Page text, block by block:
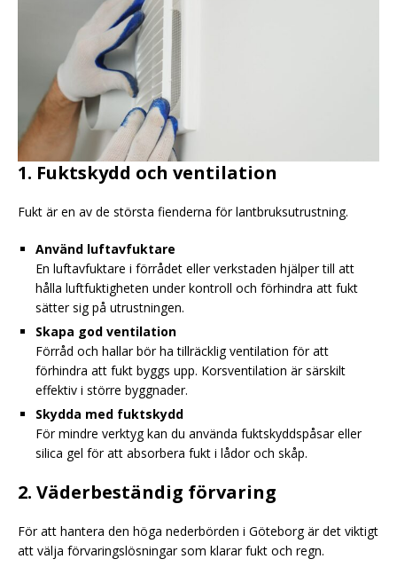
1. Fuktskydd och ventilation
Fukt är en av de största fienderna för lantbruksutrustning.
Använd luftavfuktare
En luftavfuktare i förrådet eller verkstaden hjälper till att
hålla luftfuktigheten under kontroll och förhindra att fukt
sätter sig på utrustningen.
Skapa god ventilation
Förråd och hallar bör ha tillräcklig ventilation för att
förhindra att fukt byggs upp. Korsventilation är särskilt
effektiv i större byggnader.
Skydda med fuktskydd
För mindre verktyg kan du använda fuktskyddspåsar eller
silica gel för att absorbera fukt i lådor och skåp.
2. Väderbeständig förvaring
För att hantera den höga nederbörden i Göteborg är det viktigt
att välja förvaringslösningar som klarar fukt och regn.